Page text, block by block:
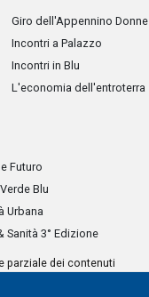
Giro dell'Appennino Donne
Incontri a Palazzo
Incontri in Blu
L'economia dell'entroterra
Futuro
Blu
Urbana
Sanità 3° Edizione
parziale dei contenuti